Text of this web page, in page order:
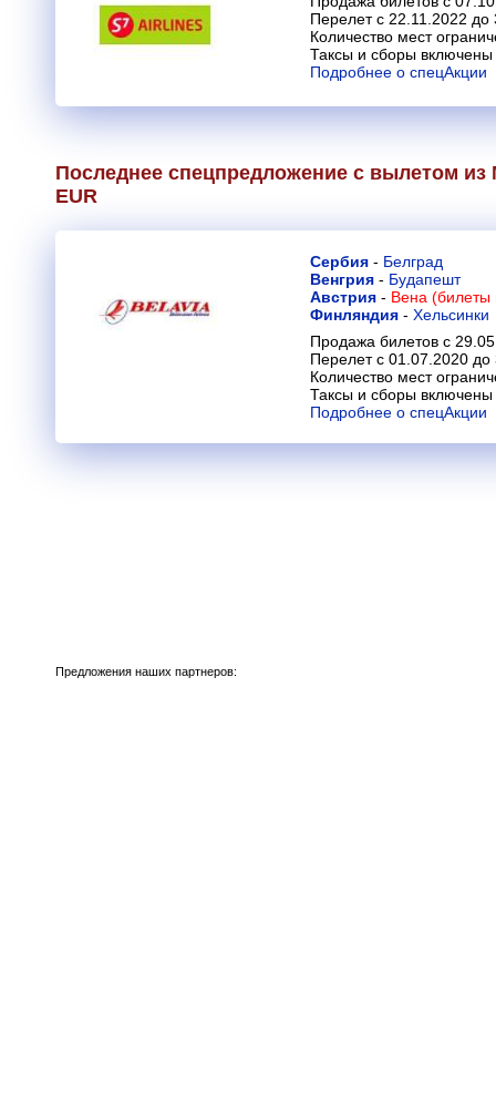
Перелет с 22.11.2022 до
Количество мест
Таксы и сборы включены
Подробнее о спецАкции
Последнее спецпредложение с вылетом
EUR
Сербия - Белград
Венгрия - Будапешт
Австрия - Вена (билеты
Финляндия - Хельсинки
Продажа билетов с
Перелет с 01.07.2020 до
Количество мест
Таксы и сборы включены
Подробнее о спецАкции
Предложения наших партнеров: